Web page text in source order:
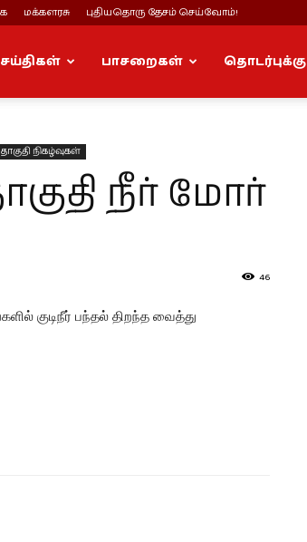
மக்களரசு புதியதொரு தேசம் செய்வோம்!
பாசறைகள் தொடர்புக்கு
நிகழ்வுகள்
நீர் மோர்
46
குடிநீர் பந்தல் திறந்த வைத்து